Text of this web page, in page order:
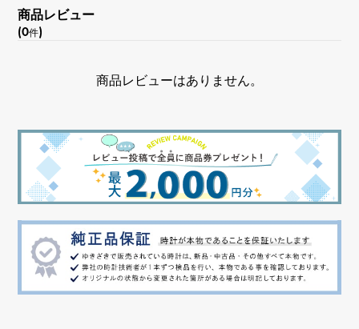
商品レビュー
(0件)
商品レビューはありません。